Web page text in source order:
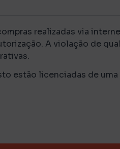
realizadas via
A violação de
estão licenciadas de